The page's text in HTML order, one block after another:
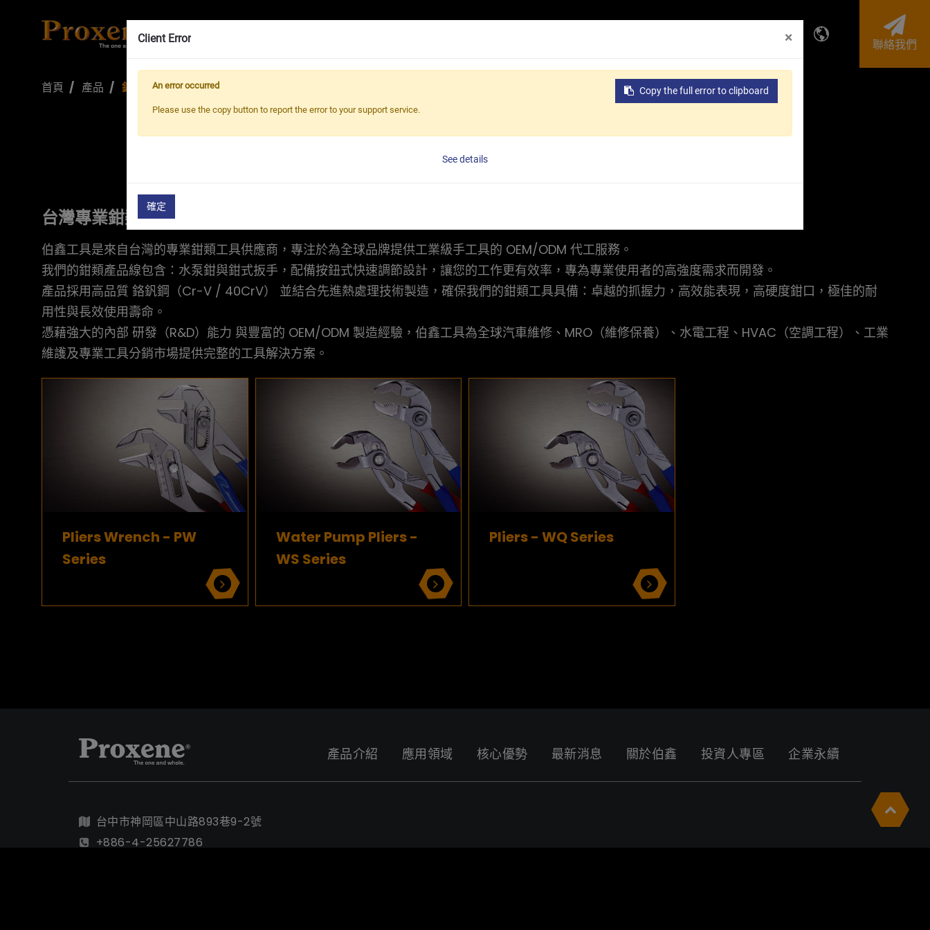
聯絡我們
首頁 產品 鉗類
鉗類
台灣專業鉗類工具製造商
伯鑫工具是來自台灣的專業鉗類工具供應商，專注於為全球品牌提供工業級手工具的 OEM/ODM 代工服務。
我們的鉗類產品線包含：水泵鉗與鉗式扳手，配備按鈕式快速調節設計，讓您的工作更有效率，專為專業使用者的高強度需求而開發。
產品採用高品質 鉻釩鋼（Cr-V / 40CrV） 並結合先進熱處理技術製造，確保我們的鉗類工具具備：卓越的抓握力，高效能表現，高硬度鉗口，極佳的耐
用性與長效使用壽命。
憑藉強大的內部 研發（R&D）能力 與豐富的 OEM/ODM 製造經驗，伯鑫工具為全球汽車維修、MRO（維修保養）、水電工程、HVAC（空調工程）、工業
維護及專業工具分銷市場提供完整的工具解決方案。
Pliers Wrench - PW
Series
Water Pump Pliers -
WS Series
Pliers - WQ Series
產品介紹 應用領域 核心優勢 最新消息 關於伯鑫 投資人專區 企業永續
台中市神岡區中山路893巷9-2號
+886-4-25627786
Client Error ×
Copy the full error to clipboard
An error occurred
Please use the copy button to report the error to your support service.
See details
確定